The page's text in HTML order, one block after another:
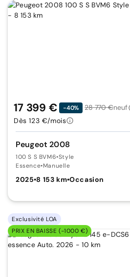
Peugeot 2008
100 S S BVM6•Style
Essence•Manuelle
2025•8 153 km•Occasion
17 399 € -40% 28 770 €neuf
Dès 123 €/mois
Exclusivité LOA
PRIX EN BAISSE (-1000 €)